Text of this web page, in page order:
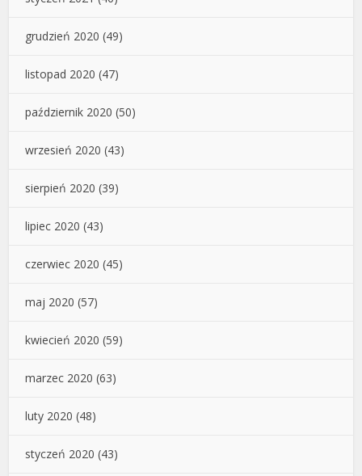
grudzień 2020 (49)
listopad 2020 (47)
październik 2020 (50)
wrzesień 2020 (43)
sierpień 2020 (39)
lipiec 2020 (43)
czerwiec 2020 (45)
maj 2020 (57)
kwiecień 2020 (59)
marzec 2020 (63)
luty 2020 (48)
styczeń 2020 (43)